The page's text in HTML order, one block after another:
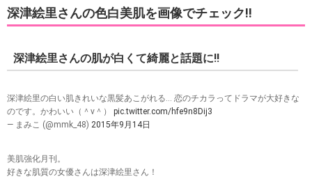
深津絵里さんの色白美肌を画像でチェック!!
深津絵里さんの肌が白くて綺麗と話題に!!
深津絵里の白い肌きれいな黒髪あこがれる… 恋のチカラってドラマが大好きな
のです。かわいい（＾ν＾） pic.twitter.com/hfe9n8Dij3
— まみこ (@mmk_48) 2015年9月14日
美肌強化月刊。
好きな肌質の女優さんは深津絵里さん！